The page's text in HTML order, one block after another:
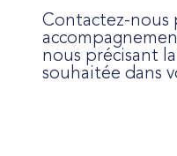
Contactez-nous
nous précisant
souhaitée dans